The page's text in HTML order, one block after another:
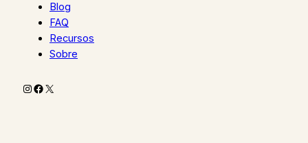
Blog
FAQ
Recursos
Sobre
Instagram
Facebook
X